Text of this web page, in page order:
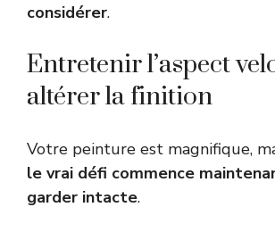
considérer.
Entretenir l’aspect
altérer la finition
Votre peinture est magnifique,
le vrai défi commence
garder intacte.